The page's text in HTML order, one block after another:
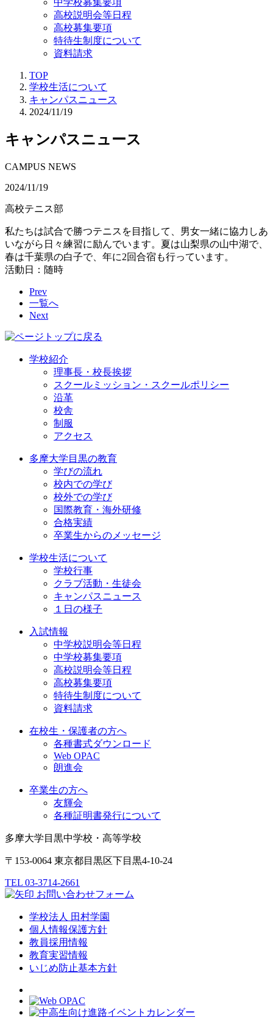
中学校募集要項
高校説明会等日程
高校募集要項
特待生制度について
資料請求
TOP
学校生活について
キャンパスニュース
2024/11/19
キャンパスニュース
CAMPUS NEWS
2024/11/19
高校テニス部
私たちは試合で勝つテニスを目指して、男女一緒に協力しあ
いながら日々練習に励んでいます。夏は山梨県の山中湖で、
春は千葉県の白子で、年に2回合宿も行っています。
活動日：随時
Prev
一覧へ
Next
学校紹介
理事長・校長挨拶
スクールミッション・スクールポリシー
沿革
校舎
制服
アクセス
多摩大学目黒の教育
学びの流れ
校内での学び
校外での学び
国際教育・海外研修
合格実績
卒業生からのメッセージ
学校生活について
学校行事
クラブ活動・生徒会
キャンパスニュース
１日の様子
入試情報
中学校説明会等日程
中学校募集要項
高校説明会等日程
高校募集要項
特待生制度について
資料請求
在校生・保護者の方へ
各種書式ダウンロード
Web OPAC
朗進会
卒業生の方へ
友輝会
各種証明書発行について
多摩大学目黒中学校・高等学校
〒153-0064 東京都目黒区下目黒4-10-24
TEL 03-3714-2661
お問い合わせフォーム
学校法人 田村学園
個人情報保護方針
教員採用情報
教育実習情報
いじめ防止基本方針